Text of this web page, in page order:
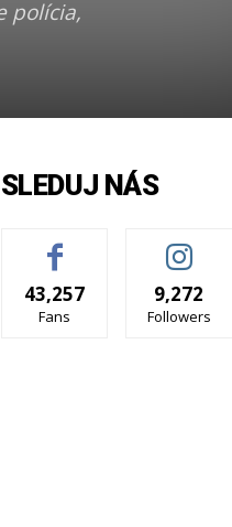
polícia,
SLEDUJ NÁS
43,257
Fans
9,272
Followers